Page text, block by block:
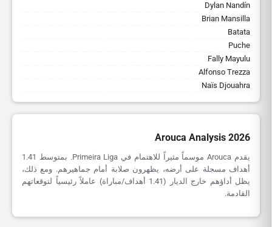
Dylan Nandín
Brian Mansilla
Batata
Puche
Fally Mayulu
Alfonso Trezza
Naïs Djouahra
Arouca Analysis 2026
يقدم Arouca موسماً مثيراً للاهتمام في Primeira Liga. بمتوسط 1.41
أهداف مسجلة على أرضه، يظهرون صلابة أمام جماهيرهم. ومع ذلك،
يظل أداؤهم خارج الديار (1.41 أهداف/مباراة) عاملاً رئيسياً لتوقعاتهم
القادمة.